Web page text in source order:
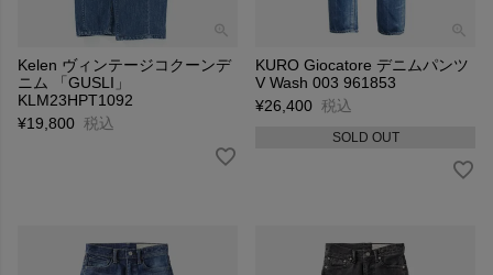
Kelen ヴィンテージコクーンデ
ニム 「GUSLI」
KLM23HPT1092
¥19,800 税込
KURO Giocatore デニムパンツ
V Wash 003 961853
¥26,400 税込
SOLD OUT